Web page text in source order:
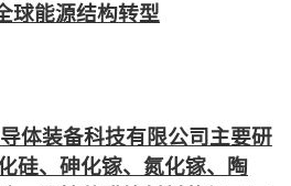
球能源结构转型
体装备科技有限公司主要研
硅、砷化镓、氮化镓、陶